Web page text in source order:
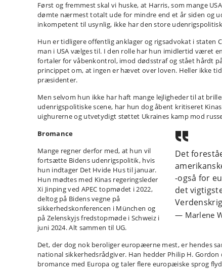
Først og fremmest skal vi huske, at Harris, som mange
dømte nærmest totalt ude for mindre end et år siden og
inkompetent til usynlig, ikke har den store
Hun er tidligere offentlig anklager og rigsadvokat i staten
man i USA vælges til. I den rolle har hun imidlertid været
fortaler for våbenkontrol, imod dødsstraf og stået hårdt
princippet om, at ingen er hævet over loven. Heller ikke
præsidenter.
Men selvom hun ikke har haft mange lejligheder til at
udenrigspolitiske scene, har hun dog åbent kritiseret
uighurerne og utvetydigt støttet Ukraines kamp mod
Det
-også for
det
Marlene
Bromance
Mange regner derfor med, at hun vil
fortsætte Bidens udenrigspolitik, hvis
hun indtager Det Hvide Hus til januar.
Hun mødtes med Kinas regeringsleder
Xi Jinping ved APEC topmødet i 2022,
deltog på Bidens vegne på
sikkerhedskonferencen i München og
på Zelenskyjs fredstopmøde i Schweiz i
juni 2024. Alt sammen til UG.
Det, der dog nok beroliger europæerne mest, er hendes
national sikkerhedsrådgiver. Han hedder Philip H. Gordon
bromance med Europa og taler flere europæiske sprog